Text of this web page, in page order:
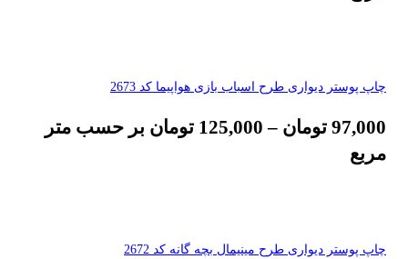
چاپ پوستر دیواری طرح اسباب بازی هواپیما کد 2673
97,000 تومان –
125,000 تومان بر حسب متر
مربع
چاپ پوستر دیواری طرح مینیمال بچه گانه کد 2672